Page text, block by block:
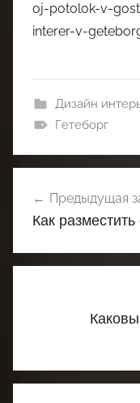
oj-potolok-v-
interer-v-
Дизайн
Гетеборг
по
Предыдущая
Как